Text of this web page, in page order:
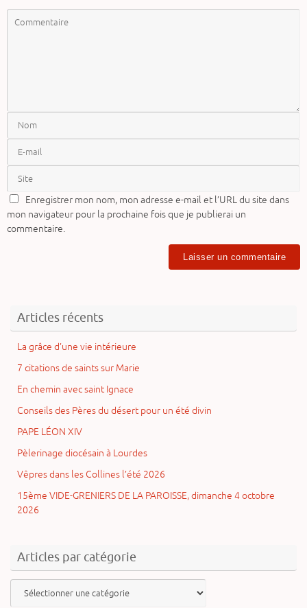
Enregistrer mon nom, mon adresse e-mail et l’URL du site dans
mon navigateur pour la prochaine fois que je publierai un
commentaire.
Articles récents
La grâce d’une vie intérieure
7 citations de saints sur Marie
En chemin avec saint Ignace
Conseils des Pères du désert pour un été divin
PAPE LÉON XIV
Pèlerinage diocésain à Lourdes
Vêpres dans les Collines l’été 2026
15ème VIDE-GRENIERS DE LA PAROISSE, dimanche 4 octobre
2026
Articles par catégorie